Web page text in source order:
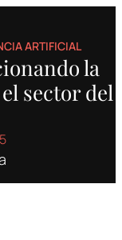
ARTIFICIAL
la
sector del